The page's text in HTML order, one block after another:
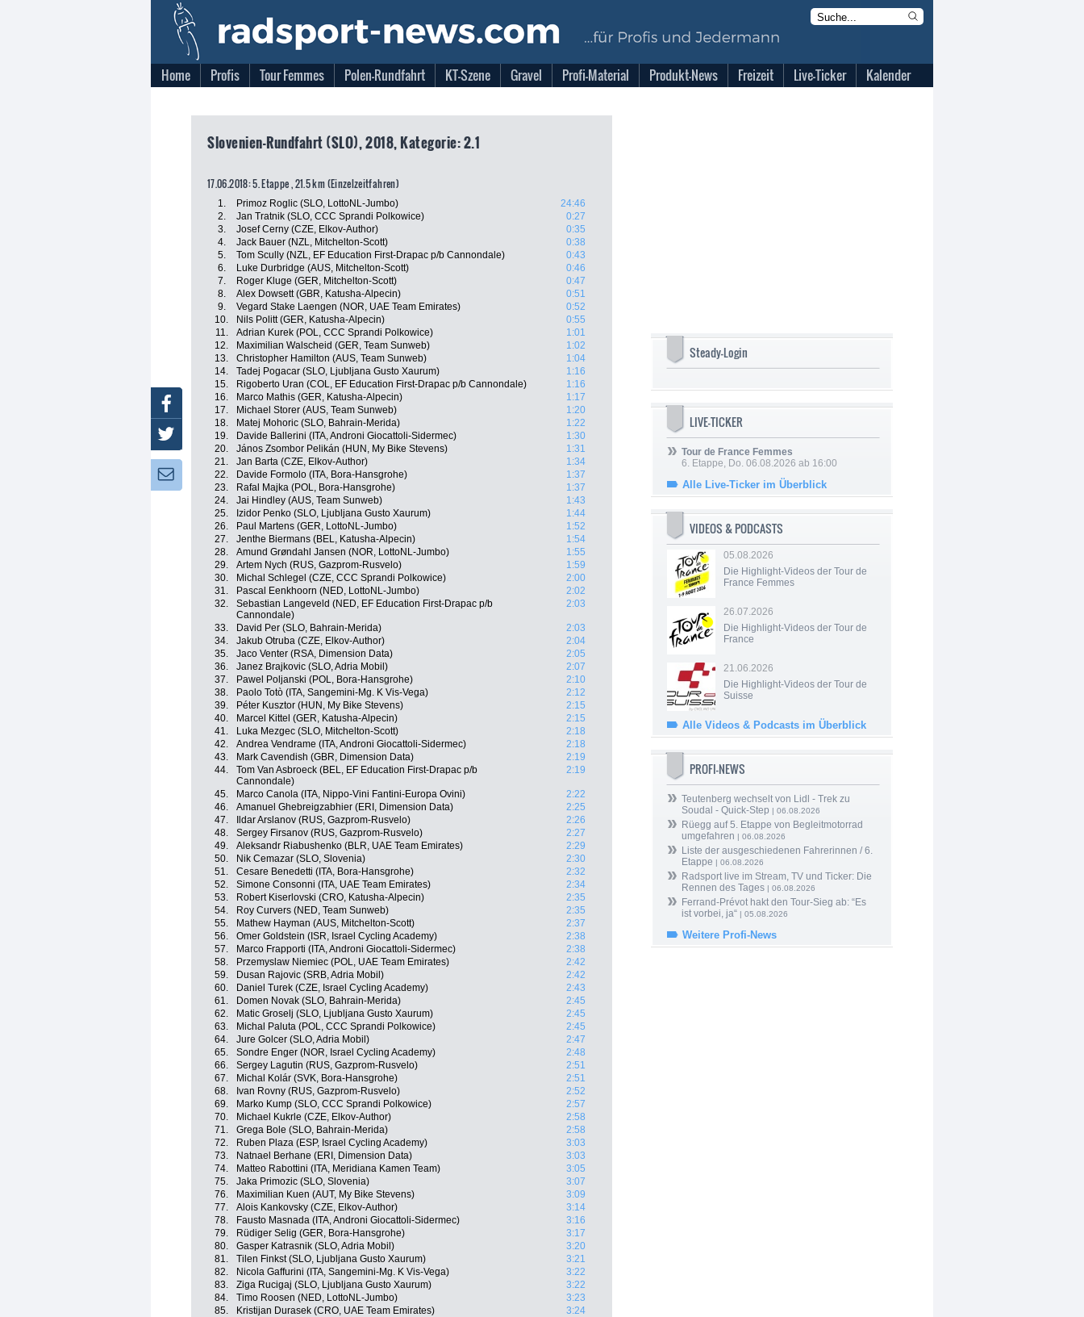
Home Profis Tour Femmes Polen-Rundfahrt KT-Szene Gravel Profi-Material Produkt-News Freizeit Live-Ticker Kalender
Slovenien-Rundfahrt (SLO), 2018, Kategorie: 2.1
17.06.2018: 5. Etappe , 21.5 km (Einzelzeitfahren)
1. Primoz Roglic (SLO, LottoNL-Jumbo)
24:46
2.
Jan Tratnik (SLO, CCC Sprandi Polkowice)
0:27
3.
Josef Cerny (CZE, Elkov-Author)
0:35
4.
Jack Bauer (NZL, Mitchelton-Scott)
0:38
5.
Tom Scully (NZL, EF Education First-Drapac p/b Cannondale)
0:43
6.
Luke Durbridge (AUS, Mitchelton-Scott)
0:46
7.
Roger Kluge (GER, Mitchelton-Scott)
0:47
8.
Alex Dowsett (GBR, Katusha-Alpecin)
0:51
9.
Vegard Stake Laengen (NOR, UAE Team Emirates)
0:52
10.
Nils Politt (GER, Katusha-Alpecin)
0:55
11.
Adrian Kurek (POL, CCC Sprandi Polkowice)
1:01
12.
Maximilian Walscheid (GER, Team Sunweb)
1:02
13.
Christopher Hamilton (AUS, Team Sunweb)
1:04
14.
Tadej Pogacar (SLO, Ljubljana Gusto Xaurum)
1:16
15.
Rigoberto Uran (COL, EF Education First-Drapac p/b Cannondale)
1:16
16.
Marco Mathis (GER, Katusha-Alpecin)
1:17
17.
Michael Storer (AUS, Team Sunweb)
1:20
18.
Matej Mohoric (SLO, Bahrain-Merida)
1:22
19.
Davide Ballerini (ITA, Androni Giocattoli-Sidermec)
1:30
20.
János Zsombor Pelikán (HUN, My Bike Stevens)
1:31
21.
Jan Barta (CZE, Elkov-Author)
1:34
22.
Davide Formolo (ITA, Bora-Hansgrohe)
1:37
23.
Rafal Majka (POL, Bora-Hansgrohe)
1:37
24.
Jai Hindley (AUS, Team Sunweb)
1:43
25.
Izidor Penko (SLO, Ljubljana Gusto Xaurum)
1:44
26.
Paul Martens (GER, LottoNL-Jumbo)
1:52
27.
Jenthe Biermans (BEL, Katusha-Alpecin)
1:54
28.
Amund Grøndahl Jansen (NOR, LottoNL-Jumbo)
1:55
29.
Artem Nych (RUS, Gazprom-Rusvelo)
1:59
30.
Michal Schlegel (CZE, CCC Sprandi Polkowice)
2:00
31.
Pascal Eenkhoorn (NED, LottoNL-Jumbo)
2:02
32.
Sebastian Langeveld (NED, EF Education First-Drapac p/b
Cannondale)
2:03
33. David Per (SLO, Bahrain-Merida)
2:03
34.
Jakub Otruba (CZE, Elkov-Author)
2:04
35.
Jaco Venter (RSA, Dimension Data)
2:05
36.
Janez Brajkovic (SLO, Adria Mobil)
2:07
37.
Pawel Poljanski (POL, Bora-Hansgrohe)
2:10
38.
Paolo Totò (ITA, Sangemini-Mg. K Vis-Vega)
2:12
39.
Péter Kusztor (HUN, My Bike Stevens)
2:15
40.
Marcel Kittel (GER, Katusha-Alpecin)
2:15
41.
Luka Mezgec (SLO, Mitchelton-Scott)
2:18
42.
Andrea Vendrame (ITA, Androni Giocattoli-Sidermec)
2:18
43.
Mark Cavendish (GBR, Dimension Data)
2:19
44.
Tom Van Asbroeck (BEL, EF Education First-Drapac p/b
Cannondale)
2:19
45. Marco Canola (ITA, Nippo-Vini Fantini-Europa Ovini)
2:22
46.
Amanuel Ghebreigzabhier (ERI, Dimension Data)
2:25
47.
Ildar Arslanov (RUS, Gazprom-Rusvelo)
2:26
48.
Sergey Firsanov (RUS, Gazprom-Rusvelo)
2:27
49.
Aleksandr Riabushenko (BLR, UAE Team Emirates)
2:29
50.
Nik Cemazar (SLO, Slovenia)
2:30
51.
Cesare Benedetti (ITA, Bora-Hansgrohe)
2:32
52.
Simone Consonni (ITA, UAE Team Emirates)
2:34
53.
Robert Kiserlovski (CRO, Katusha-Alpecin)
2:35
54.
Roy Curvers (NED, Team Sunweb)
2:35
55.
Mathew Hayman (AUS, Mitchelton-Scott)
2:37
56.
Omer Goldstein (ISR, Israel Cycling Academy)
2:38
57.
Marco Frapporti (ITA, Androni Giocattoli-Sidermec)
2:38
58.
Przemyslaw Niemiec (POL, UAE Team Emirates)
2:42
59.
Dusan Rajovic (SRB, Adria Mobil)
2:42
60.
Daniel Turek (CZE, Israel Cycling Academy)
2:43
61.
Domen Novak (SLO, Bahrain-Merida)
2:45
62.
Matic Groselj (SLO, Ljubljana Gusto Xaurum)
2:45
63.
Michal Paluta (POL, CCC Sprandi Polkowice)
2:45
64.
Jure Golcer (SLO, Adria Mobil)
2:47
65.
Sondre Enger (NOR, Israel Cycling Academy)
2:48
66.
Sergey Lagutin (RUS, Gazprom-Rusvelo)
2:51
67.
Michal Kolár (SVK, Bora-Hansgrohe)
2:51
68.
Ivan Rovny (RUS, Gazprom-Rusvelo)
2:52
69.
Marko Kump (SLO, CCC Sprandi Polkowice)
2:57
70.
Michael Kukrle (CZE, Elkov-Author)
2:58
71.
Grega Bole (SLO, Bahrain-Merida)
2:58
72.
Ruben Plaza (ESP, Israel Cycling Academy)
3:03
73.
Natnael Berhane (ERI, Dimension Data)
3:03
74.
Matteo Rabottini (ITA, Meridiana Kamen Team)
3:05
75.
Jaka Primozic (SLO, Slovenia)
3:07
76.
Maximilian Kuen (AUT, My Bike Stevens)
3:09
77.
Alois Kankovsky (CZE, Elkov-Author)
3:14
78.
Fausto Masnada (ITA, Androni Giocattoli-Sidermec)
3:16
79.
Rüdiger Selig (GER, Bora-Hansgrohe)
3:17
80.
Gasper Katrasnik (SLO, Adria Mobil)
3:20
81.
Tilen Finkst (SLO, Ljubljana Gusto Xaurum)
3:21
82.
Nicola Gaffurini (ITA, Sangemini-Mg. K Vis-Vega)
3:22
83.
Ziga Rucigaj (SLO, Ljubljana Gusto Xaurum)
3:22
84.
Timo Roosen (NED, LottoNL-Jumbo)
3:23
85.
Kristijan Durasek (CRO, UAE Team Emirates)
3:24
Steady-Login
LIVE-TICKER
Tour de France Femmes
6. Etappe, Do. 06.08.2026 ab 16:00
Alle Live-Ticker im Überblick
VIDEOS & PODCASTS
05.08.2026
Die Highlight-Videos der Tour de
France Femmes
26.07.2026
Die Highlight-Videos der Tour de
France
21.06.2026
Die Highlight-Videos der Tour de
Suisse
Alle Videos & Podcasts im Überblick
PROFI-NEWS
Teutenberg wechselt von Lidl - Trek zu
Soudal - Quick-Step | 06.08.2026
Rüegg auf 5. Etappe von Begleitmotorrad
umgefahren | 06.08.2026
Liste der ausgeschiedenen Fahrerinnen / 6.
Etappe | 06.08.2026
Radsport live im Stream, TV und Ticker: Die
Rennen des Tages | 06.08.2026
Ferrand-Prévot hakt den Tour-Sieg ab: “Es
ist vorbei, ja“ | 05.08.2026
Weitere Profi-News
Facebook
Twitter
Newsletter: